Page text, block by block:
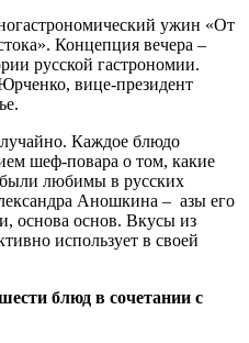
ужин «От
Концепция вечера –
русской гастрономии.
вице-президент
Каждое блюдо
шеф-повара о том, какие
любимы в русских
Аношкина – азы его
основа основ. Вкусы из
использует в своей
блюд в сочетании с